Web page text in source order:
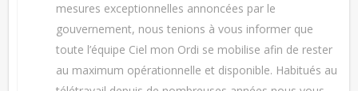
mesures exceptionnelles annoncées par le
gouvernement, nous tenions à vous informer que
toute l’équipe Ciel mon Ordi se mobilise afin de rester
au maximum opérationnelle et disponible. Habitués au